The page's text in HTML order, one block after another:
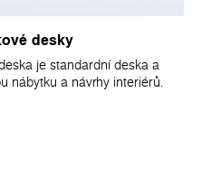
desky
je standardní deska a
nábytku a návrhy interiérů.